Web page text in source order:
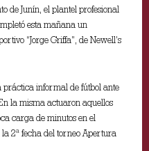
de Junín, el plantel profesional
esta mañana un
“Jorge Griffa”, de Newell’s
informal de fútbol ante
la misma actuaron aquellos
carga de minutos en el
2ª fecha del torneo Apertura